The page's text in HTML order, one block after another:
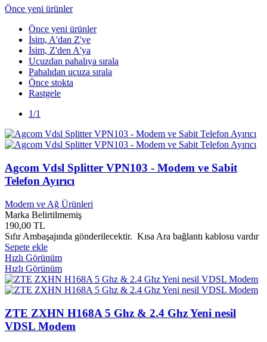
Tümünü Temizle
Markalar
"0" Yayınları
100 Temel Eser
2006 Yayınları 0
2023 Yayınları 0
40'lar Kulübü Yayınları
657 Yayınları
A7 Kitap Yayınları 0
Abacus Yayınları 0
Abis Yayınları 0
ABM Yayınları
Acar Reklam Yayınları
Acayip Yayınları
Acer
Acun Yayınları 0
AD Yayınları
Ada Müzik
Ada Yayınları 0
Adalet Bakanlığı Yayınları 0
Adata 0
Adeda Yayınları
Önce yeni ürünler
Önce yeni ürünler
İsim, A'dan Z'ye
İsim, Z'den A'ya
Ucuzdan pahalıya sırala
Pahalıdan ucuza sırala
Önce stokta
Rastgele
1/1
Agcom Vdsl Splitter VPN103 - Modem ve Sabit
Telefon Ayırıcı
Modem ve Ağ Ürünleri
Marka Belirtilmemiş
190,00 TL
Sıfır Ambaşajında gönderilecektir. Kısa Ara bağlantı kablosu vardır
Sepete ekle
Hızlı Görünüm
Hızlı Görünüm
ZTE ZXHN H168A 5 Ghz & 2.4 Ghz Yeni nesil
VDSL Modem